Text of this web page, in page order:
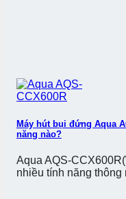
Máy hút bụi đứng Aqua
năng nào?
Aqua AQS-
nhiều tính năng thông